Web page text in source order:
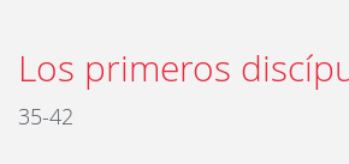
Los primeros
35-42